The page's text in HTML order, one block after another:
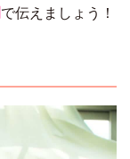
で伝えましょう！